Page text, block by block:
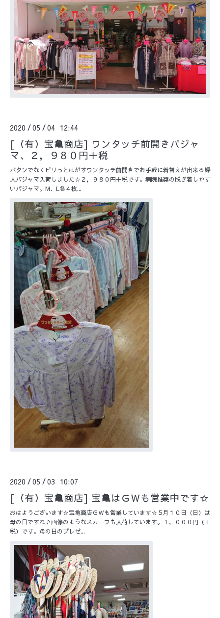
2020 /05 /04 12:44
[（有）宝亀商店] ワンタッチ前開きパジャ
マ、２，９８０円＋税
ボタンでなくビリっとはがすワンタッチ前開きでお手軽に着替えが出来る婦
人パジャマ入荷しました☆２，９８０円＋税です。病院推奨の脱ぎ着しやす
いパジャマ。M、L各４枚...
2020 /05 /03 10:07
[（有）宝亀商店] 宝亀はＧＷも営業中です☆
おはようございます☆宝亀商店ＧＷも営業しています☆５月１０日（日）は
母の日ですね♪画像のようなスカーフも入荷しています。１，０００円（＋
税）です。母の日のプレゼ...